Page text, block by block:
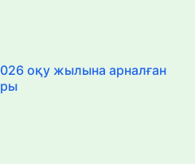
оқу жылына арналған